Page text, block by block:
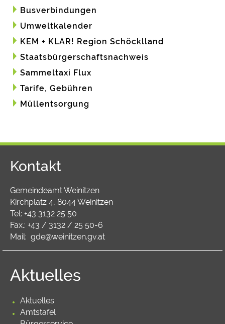
Busverbindungen
Umweltkalender
KEM + KLAR! Region Schöcklland
Staatsbürgerschaftsnachweis
Sammeltaxi Flux
Tarife, Gebühren
Müllentsorgung
Kontakt
Gemeindeamt Weinitzen
Kirchplatz 4, 8044 Weinitzen
Tel: +43 3132 25 50
Fax.: +43 / 3132 / 25 50-6
Mail: gde@weinitzen.gv.at
Aktuelles
Aktuelles
Amtstafel